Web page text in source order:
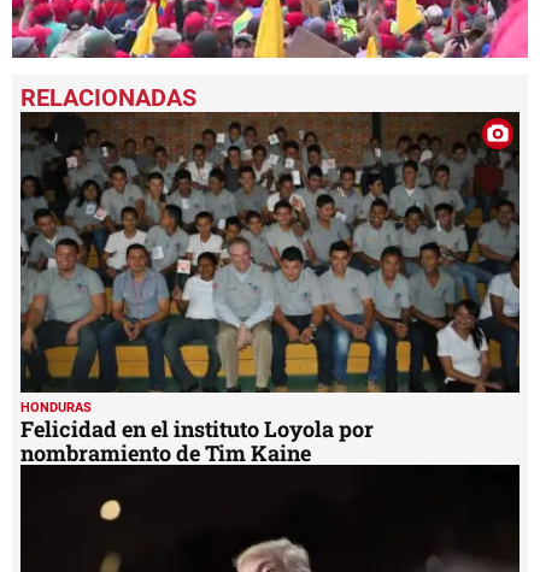
seconds
of
minute,
seconds
HONDURAS
Felicidad en el instituto Loyola por
nombramiento de Tim Kaine